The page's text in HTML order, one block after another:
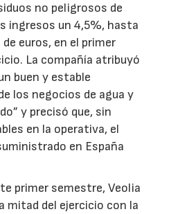
no peligrosos de
ingresos un 4,5%, hasta
euros, en el primer
La compañía atribuyó
buen y estable
los negocios de agua y
y precisó que, sin
en la operativa, el
en España
primer semestre, Veolia
mitad del ejercicio con la